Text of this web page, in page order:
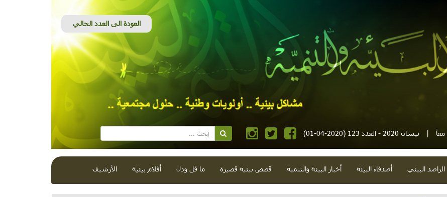
| نيسان 2020 - العدد 123 (2020-04-01)
الراصد البيئي أصدقاء البيئة أخبار البيئة والتنمية قصص بيئية قصيرة ما قل ودل أفلام بيئية الأرشيف